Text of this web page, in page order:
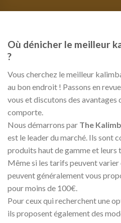
Où dénicher le meilleur
?
Vous cherchez le meilleur
au bon endroit ! Passons en
vous et discutons des avantages
comporte.
Nous démarrons par The
est le leader du marché. Ils sont
produits haut de gamme et leurs
Même si les tarifs peuvent
peuvent généralement vous
pour moins de 100€.
Pour ceux qui recherchent une
ils proposent également des